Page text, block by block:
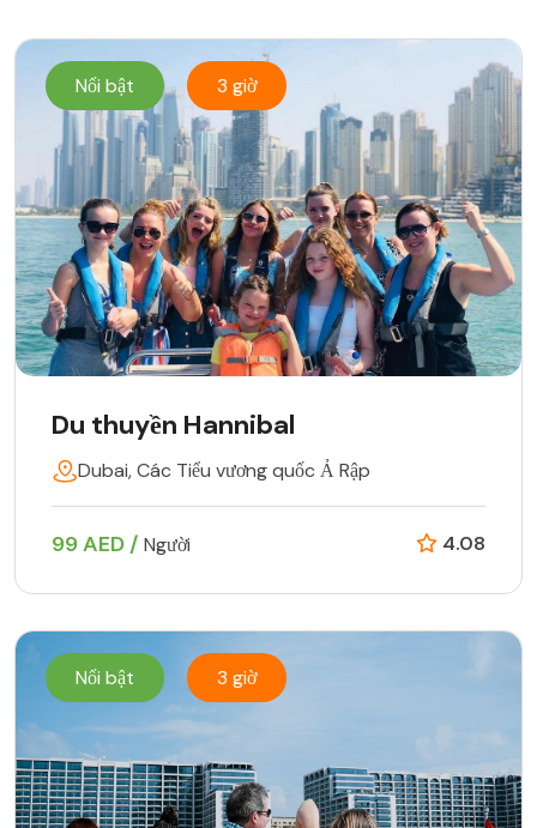
Nổi bật 3 giờ
Du thuyền Hannibal
Dubai, Các Tiểu vương quốc Ả Rập
99 AED / Người 4.08
Nổi bật 3 giờ